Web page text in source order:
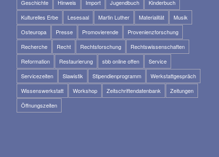
Geschichte
Hinweis Import Jugendbuch
Kinderbuch
Kulturelles Erbe
Lesesaal Martin Luther Materialität
Musik
Osteuropa
Presse Promovierende
Provenienzforschung
Recherche
Recht Rechtsforschung
Rechtswissenschaften
Reformation
Restaurierung sbb online offen
Service
Servicezeiten
Slawistik Stipendienprogramm
Werkstattgespräch
Wissenswerkstatt
Workshop Zeitschriftendatenbank
Zeitungen
Öffnungszeiten